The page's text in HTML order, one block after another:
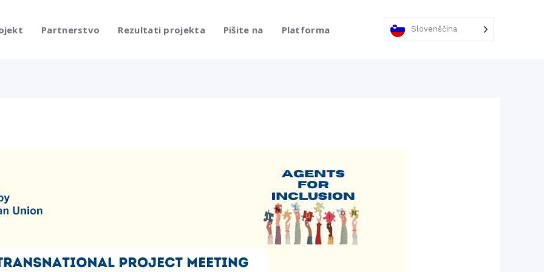
Partnerstvo Rezultati projekta Pišite na Platforma Slovenščina